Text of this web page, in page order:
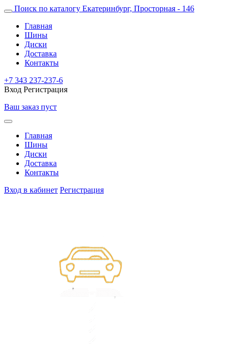
Поиск по каталогу Екатеринбург, Просторная - 146
Главная
Шины
Диски
Доставка
Контакты
+7 343 237-237-6
Вход Регистрация
Ваш заказ пуст
Главная
Шины
Диски
Доставка
Контакты
Вход в кабинет Регистрация